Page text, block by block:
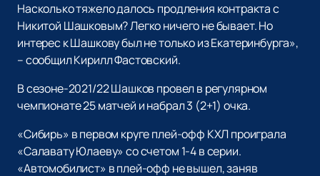
Насколько тяжело далось продления контракта с
Никитой Шашковым? Легко ничего не бывает. Но
интерес к Шашкову был не только из Екатеринбурга»,
– сообщил Кирилл Фастовский.
В сезоне-2021/22 Шашков провел в регулярном
чемпионате 25 матчей и набрал 3 (2+1) очка.
«Сибирь» в первом круге плей-офф КХЛ проиграла
«Салавату Юлаеву» со счетом 1-4 в серии.
«Автомобилист» в плей-офф не вышел, заняв